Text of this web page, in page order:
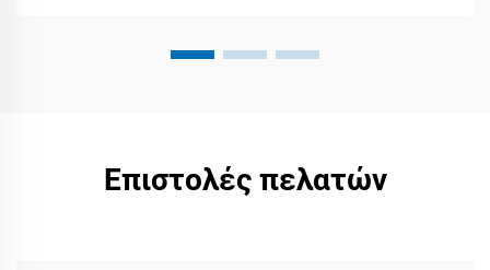
Επιστολές πελατών